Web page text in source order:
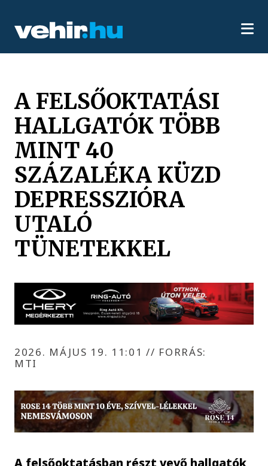
A FELSŐOKTATÁSI
HALLGATÓK TÖBB
MINT 40
SZÁZALÉKA KÜZD
DEPRESSZIÓRA
UTALÓ
TÜNETEKKEL
2026. MÁJUS 19. 11:01// FORRÁS:
MTI
A felsőoktatásban részt vevő hallgatók